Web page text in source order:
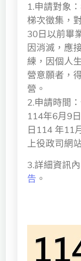
獨立學術單位
1.申請對象
梯次徵集，
30日以前畢
因消滅，應
練，因個人
營意願者，
營。
2.申請時間
114年6月9
日114 年11
上役政司網
3.詳細資訊
告 。